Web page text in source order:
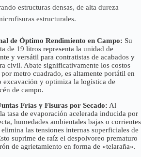
estructuras densas, de alta dureza
estructurales.
de Óptimo Rendimiento en Campo: Su
de 19 litros representa la unidad de
y versátil para contratistas de acabados y
civil. Abate significativamente los costos
metro cuadrado, es altamente portátil en
excavación y optimiza la logística de
de campo.
Frías y Fisuras por Secado: Al
tasa de evaporación acelerada inducida por
humedades ambientales bajas o corrientes
las tensiones internas superficiales de
suprime de raíz el despolvoreo prematuro
de agrietamiento en forma de «telaraña».